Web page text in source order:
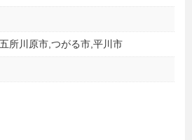
所川原市,つがる市,平川市